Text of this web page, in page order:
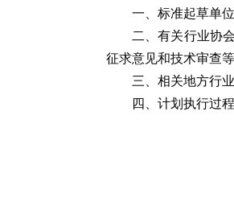
一、标准起草单
二、有关行业协
征求意见和技术审查
三、相关地方行
四、计划执行过